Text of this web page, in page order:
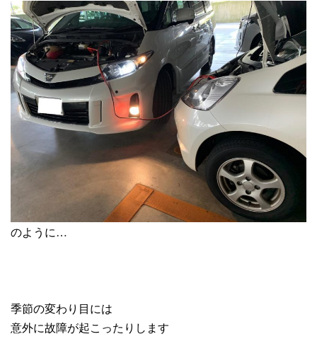
のように…
季節の変わり目には
意外に故障が起こったりします